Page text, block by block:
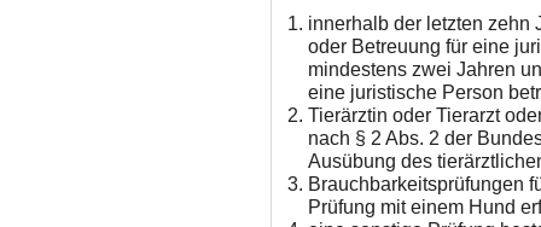
innerhalb der letzten zehn
oder Betreuung für eine
mindestens zwei Jahren
eine juristische Person
Tierärztin oder Tierarzt
nach § 2 Abs. 2 der
Ausübung des
Brauchbarkeitsprüfungen
Prüfung mit einem Hund